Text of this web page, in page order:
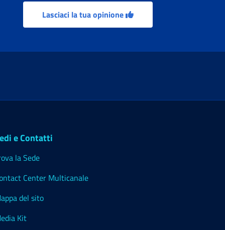
Lasciaci la tua opinione
e Contatti
la Sede
Center Multicanale
del sito
Kit